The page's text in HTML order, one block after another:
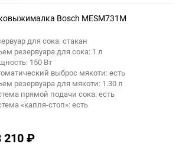
Bosch MESM731M
для сока: стакан
резервуара для сока: 1 л
150 Вт
выброс мякоти: есть
резервуара для мякоти: 1.30 л
прямой подачи сока: есть
«капля-стоп»: есть
210₽